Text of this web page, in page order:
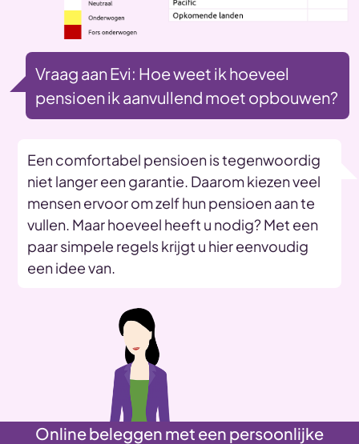
Vraag aan Evi: Hoe weet ik hoeveel
pensioen ik aanvullend moet opbouwen?
Een comfortabel pensioen is tegenwoordig
niet langer een garantie. Daarom kiezen veel
mensen ervoor om zelf hun pensioen aan te
vullen. Maar hoeveel heeft u nodig? Met een
paar simpele regels krijgt u hier eenvoudig
een idee van.
Online beleggen met een persoonlijke